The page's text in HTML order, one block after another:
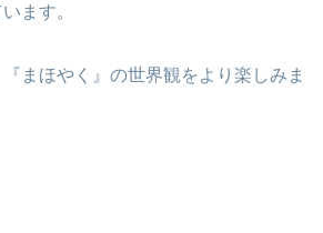
ます。
まほやく』の世界観をより楽しみま